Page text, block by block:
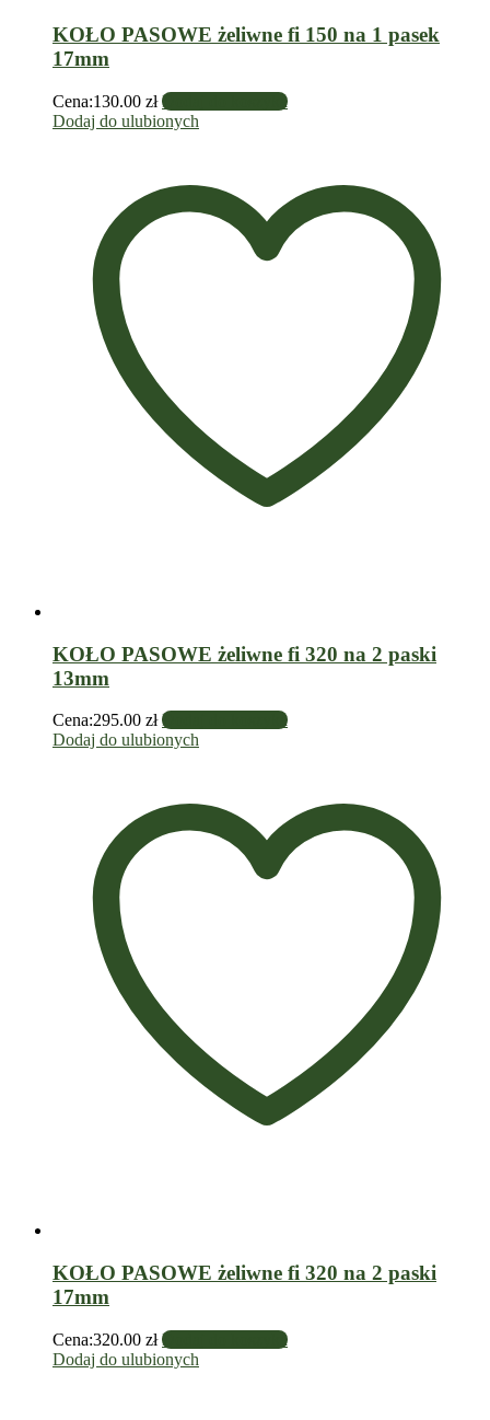
KOŁO PASOWE żeliwne fi 150 na 1 pasek
17mm
Cena:130.00 zł Dodaj do koszyka
Dodaj do ulubionych
KOŁO PASOWE żeliwne fi 320 na 2 paski
13mm
Cena:295.00 zł Dodaj do koszyka
Dodaj do ulubionych
KOŁO PASOWE żeliwne fi 320 na 2 paski
17mm
Cena:320.00 zł Dodaj do koszyka
Dodaj do ulubionych